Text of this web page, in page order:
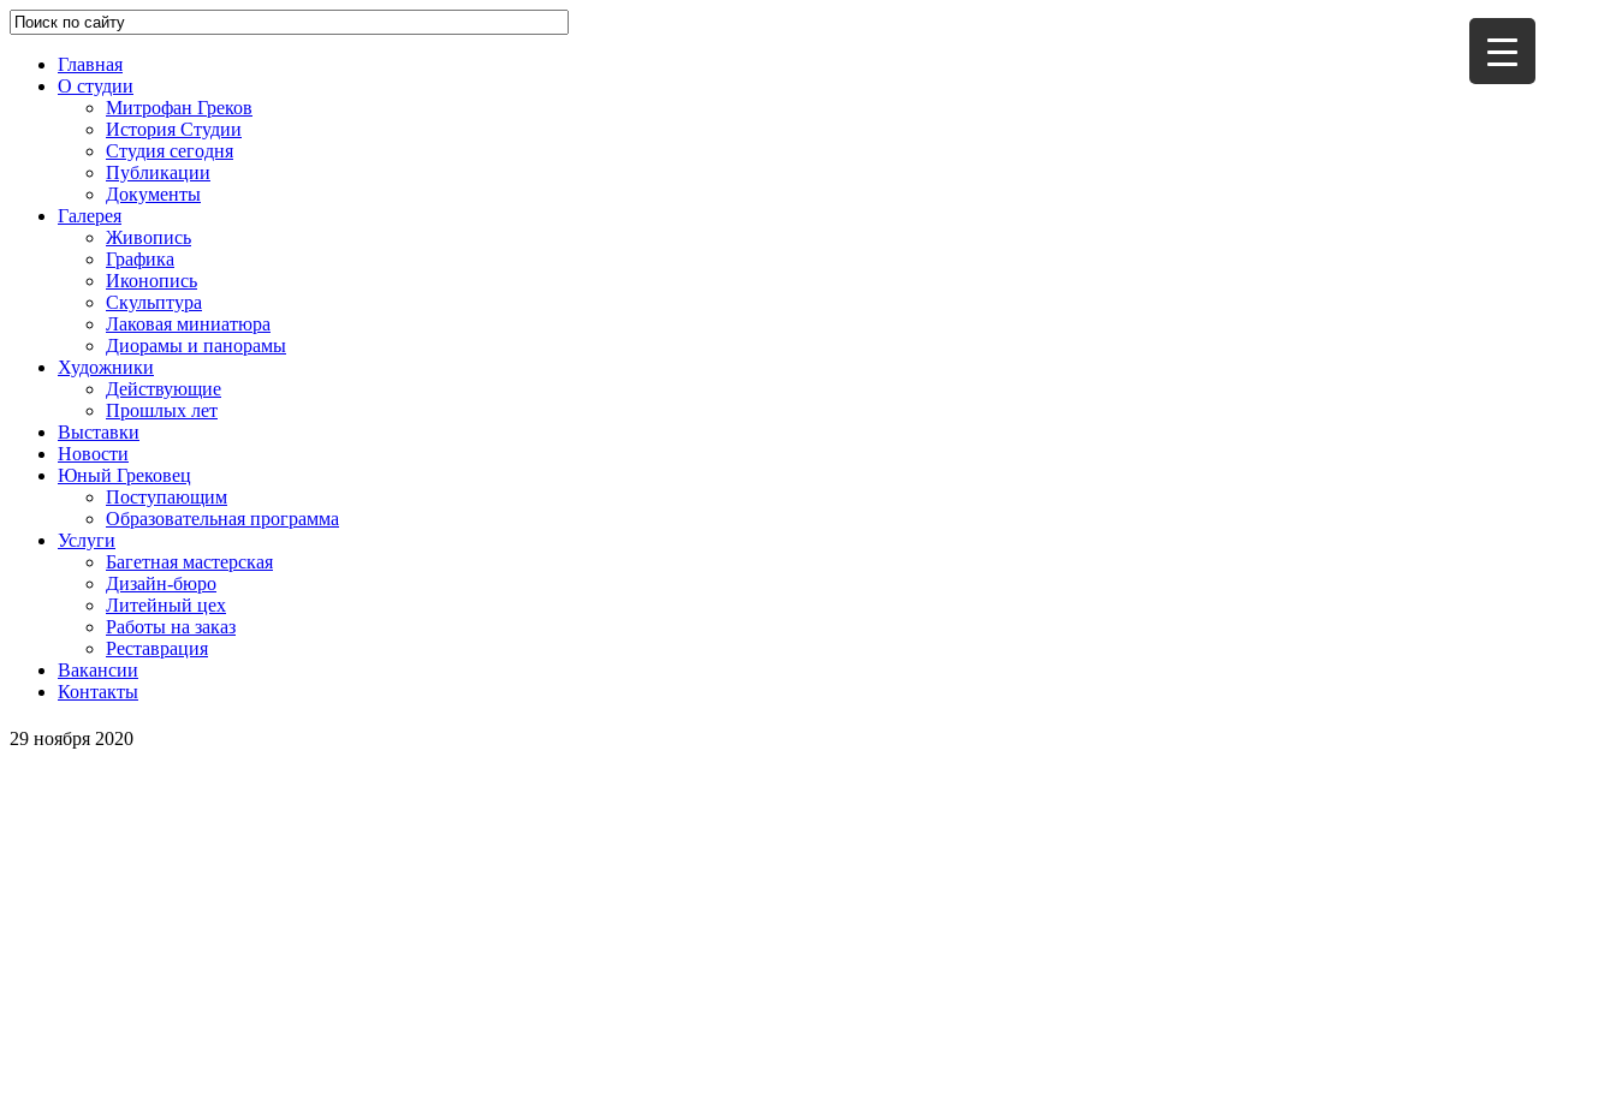
Главная
О студии
Митрофан Греков
История Студии
Студия сегодня
Публикации
Документы
Галерея
Живопись
Графика
Иконопись
Скульптура
Лаковая миниатюра
Диорамы и панорамы
Художники
Действующие
Прошлых лет
Выставки
Новости
Юный Грековец
Поступающим
Образовательная программа
Услуги
Багетная мастерская
Дизайн-бюро
Литейный цех
Работы на заказ
Реставрация
Вакансии
Контакты
29 ноября 2020